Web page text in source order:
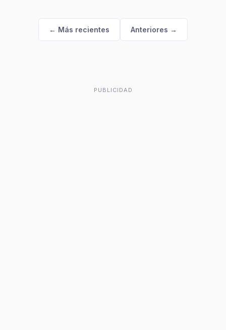
← Más recientes Anteriores →
PUBLICIDAD